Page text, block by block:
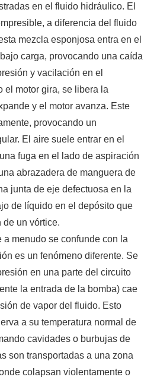
en el fluido hidráulico. El
a diferencia del fluido
mezcla esponjosa entra en el
carga, provocando una caída
y vacilación en el
el motor gira, se libera la
y el motor avanza. Este
provocando un
El aire suele entrar en el
fuga en el lado de aspiración
abrazadera de manguera de
junta de eje defectuosa en la
de líquido en el depósito que
de un vórtice.
a menudo se confunde con la
es un fenómeno diferente. Se
en una parte del circuito
la entrada de la bomba) cae
de vapor del fluido. Esto
a su temperatura normal de
cavidades o burbujas de
son transportadas a una zona
colapsan violentamente o